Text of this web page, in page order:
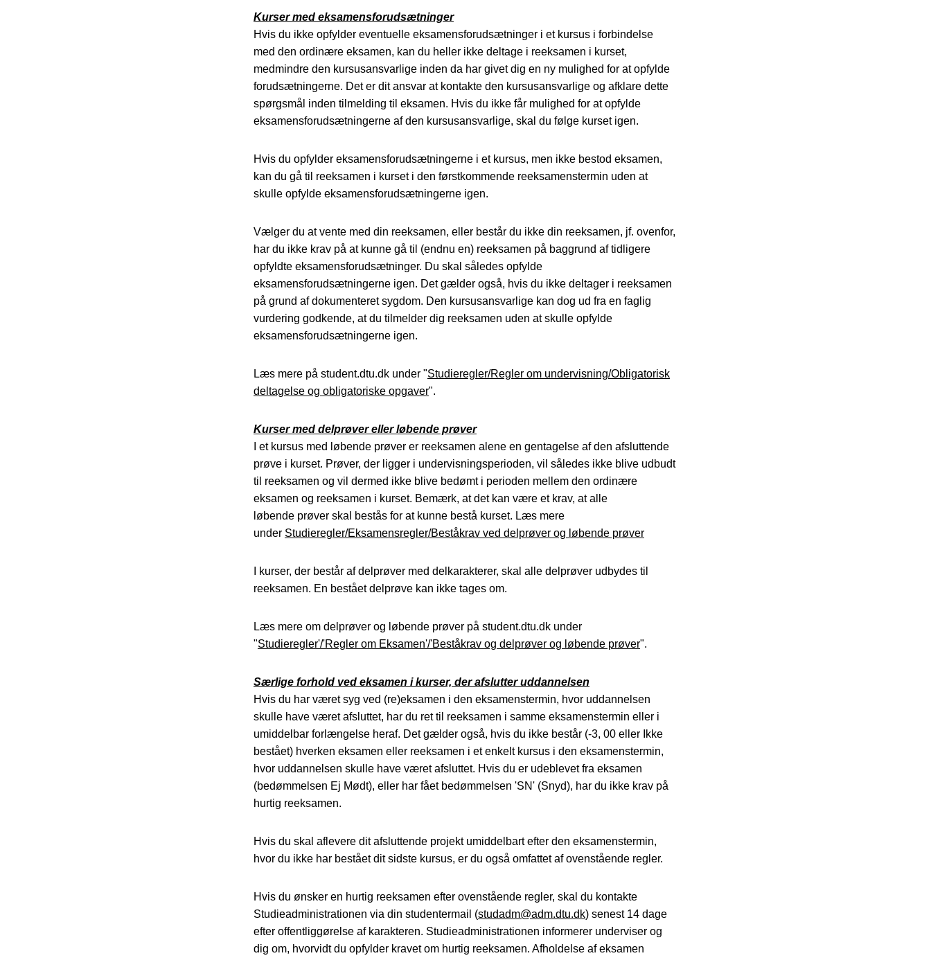
Kurser med eksamensforudsætninger
Hvis du ikke opfylder eventuelle eksamensforudsætninger i et kursus i forbindelse
med den ordinære eksamen, kan du heller ikke deltage i reeksamen i kurset,
medmindre den kursusansvarlige inden da har givet dig en ny mulighed for at opfylde
forudsætningerne. Det er dit ansvar at kontakte den kursusansvarlige og afklare dette
spørgsmål inden tilmelding til eksamen. Hvis du ikke får mulighed for at opfylde
eksamensforudsætningerne af den kursusansvarlige, skal du følge kurset igen.
Hvis du opfylder eksamensforudsætningerne i et kursus, men ikke bestod eksamen,
kan du gå til reeksamen i kurset i den førstkommende reeksamenstermin uden at
skulle opfylde eksamensforudsætningerne igen.
Vælger du at vente med din reeksamen, eller består du ikke din reeksamen, jf. ovenfor,
har du ikke krav på at kunne gå til (endnu en) reeksamen på baggrund af tidligere
opfyldte eksamensforudsætninger. Du skal således opfylde
eksamensforudsætningerne igen. Det gælder også, hvis du ikke deltager i reeksamen
på grund af dokumenteret sygdom. Den kursusansvarlige kan dog ud fra en faglig
vurdering godkende, at du tilmelder dig reeksamen uden at skulle opfylde
eksamensforudsætningerne igen.
Læs mere på student.dtu.dk under "Studieregler/Regler om undervisning/Obligatorisk
deltagelse og obligatoriske opgaver".
Kurser med delprøver eller løbende prøver
I et kursus med løbende prøver er reeksamen alene en gentagelse af den afsluttende
prøve i kurset. Prøver, der ligger i undervisningsperioden, vil således ikke blive udbudt
til reeksamen og vil dermed ikke blive bedømt i perioden mellem den ordinære
eksamen og reeksamen i kurset. Bemærk, at det kan være et krav, at alle
løbende prøver skal bestås for at kunne bestå kurset. Læs mere
under Studieregler/Eksamensregler/Beståkrav ved delprøver og løbende prøver
I kurser, der består af delprøver med delkarakterer, skal alle delprøver udbydes til
reeksamen. En bestået delprøve kan ikke tages om.
Læs mere om delprøver og løbende prøver på student.dtu.dk under
"Studieregler'/'Regler om Eksamen'/'Beståkrav og delprøver og løbende prøver".
Særlige forhold ved eksamen i kurser, der afslutter uddannelsen
Hvis du har været syg ved (re)eksamen i den eksamenstermin, hvor uddannelsen
skulle have været afsluttet, har du ret til reeksamen i samme eksamenstermin eller i
umiddelbar forlængelse heraf. Det gælder også, hvis du ikke består (-3, 00 eller Ikke
bestået) hverken eksamen eller reeksamen i et enkelt kursus i den eksamenstermin,
hvor uddannelsen skulle have været afsluttet. Hvis du er udeblevet fra eksamen
(bedømmelsen Ej Mødt), eller har fået bedømmelsen 'SN' (Snyd), har du ikke krav på
hurtig reeksamen.
Hvis du skal aflevere dit afsluttende projekt umiddelbart efter den eksamenstermin,
hvor du ikke har bestået dit sidste kursus, er du også omfattet af ovenstående regler.
Hvis du ønsker en hurtig reeksamen efter ovenstående regler, skal du kontakte
Studieadministrationen via din studentermail (studadm@adm.dtu.dk) senest 14 dage
efter offentliggørelse af karakteren. Studieadministrationen informerer underviser og
dig om, hvorvidt du opfylder kravet om hurtig reeksamen. Afholdelse af eksamen